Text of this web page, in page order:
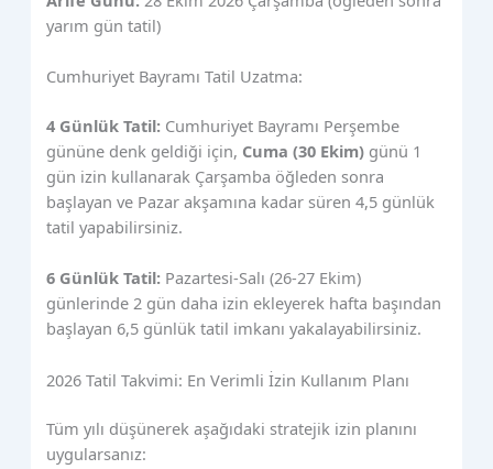
yarım gün tatil)
Cumhuriyet Bayramı Tatil Uzatma:
4 Günlük Tatil: Cumhuriyet Bayramı Perşembe
gününe denk geldiği için, Cuma (30 Ekim) günü 1
gün izin kullanarak Çarşamba öğleden sonra
başlayan ve Pazar akşamına kadar süren 4,5 günlük
tatil yapabilirsiniz.
6 Günlük Tatil: Pazartesi-Salı (26-27 Ekim)
günlerinde 2 gün daha izin ekleyerek hafta başından
başlayan 6,5 günlük tatil imkanı yakalayabilirsiniz.
2026 Tatil Takvimi: En Verimli İzin Kullanım Planı
Tüm yılı düşünerek aşağıdaki stratejik izin planını
uygularsanız: